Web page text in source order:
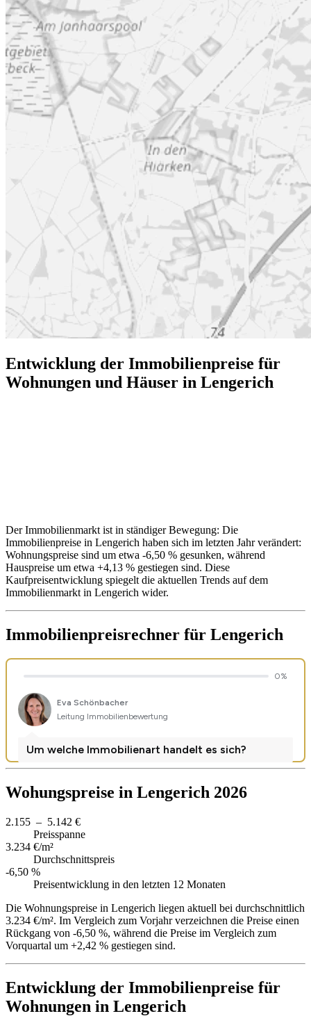
Entwicklung der Immobilienpreise für
Wohnungen und Häuser in Lengerich
Der Immobilienmarkt ist in ständiger Bewegung: Die
Immobilienpreise in Lengerich haben sich im letzten Jahr verändert:
Wohnungspreise sind um etwa -6,50 % gesunken, während
Hauspreise um etwa +4,13 % gestiegen sind. Diese
Kaufpreisentwicklung spiegelt die aktuellen Trends auf dem
Immobilienmarkt in Lengerich wider.
Immobilienpreisrechner für Lengerich
Wohungspreise in Lengerich 2026
2.155 – 5.142 €
Preisspanne
3.234 €/m²
Durchschnittspreis
-6,50 %
Preisentwicklung in den letzten 12 Monaten
Die Wohnungspreise in Lengerich liegen aktuell bei durchschnittlich
3.234 €/m². Im Vergleich zum Vorjahr verzeichnen die Preise einen
Rückgang von -6,50 %, während die Preise im Vergleich zum
Vorquartal um +2,42 % gestiegen sind.
Entwicklung der Immobilienpreise für
Wohnungen in Lengerich